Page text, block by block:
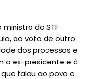
do STF
ao voto de outro
dos processos e
o ex-presidente e à
falou ao povo e